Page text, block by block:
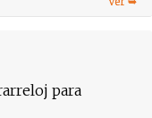
para